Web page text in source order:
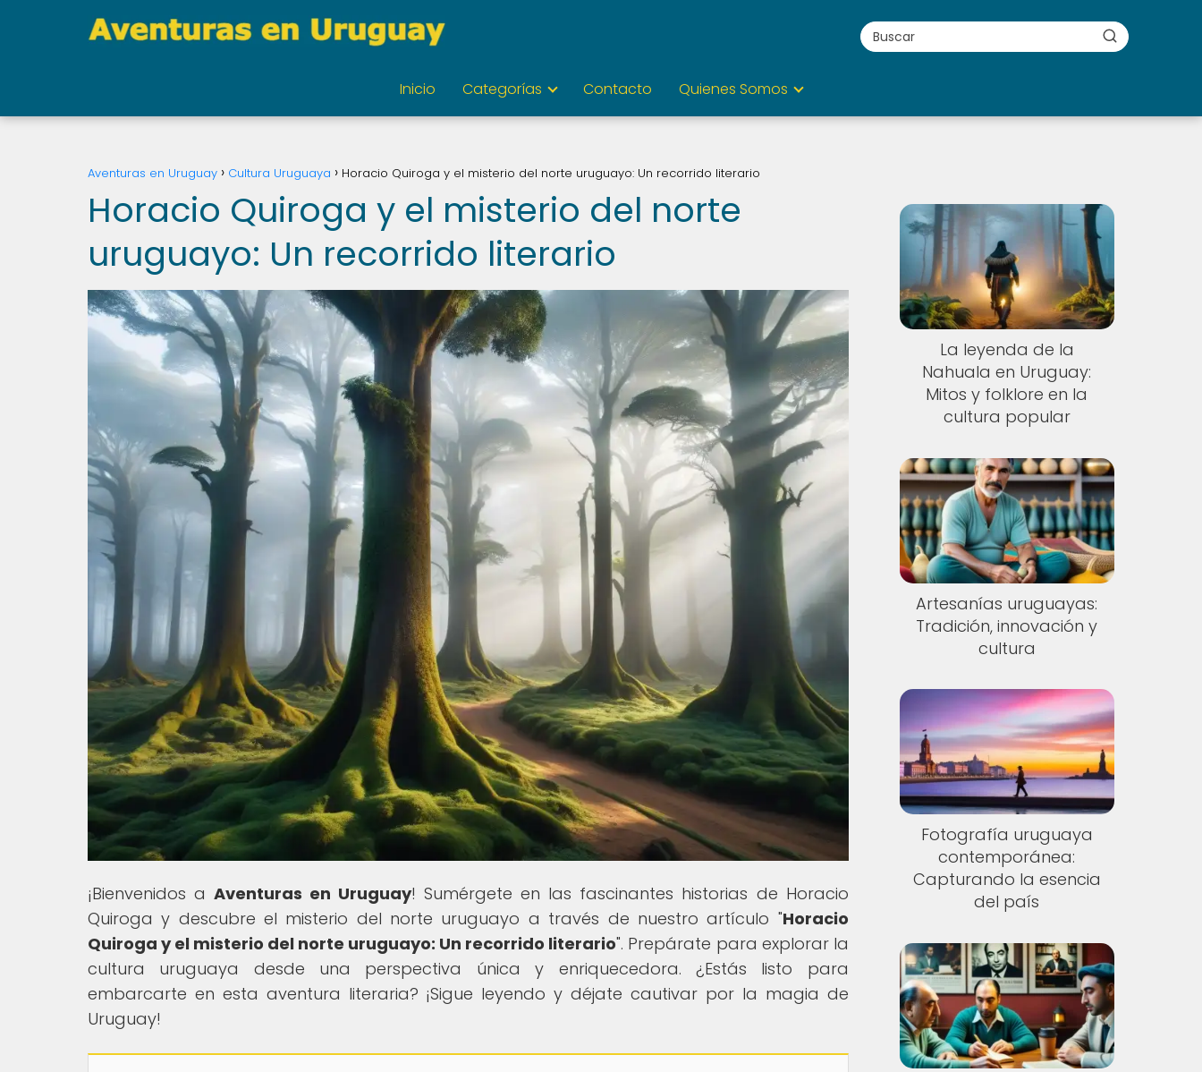
Inicio Categorías Contacto Quienes Somos
Aventuras en Uruguay Cultura Uruguaya Horacio Quiroga y el misterio del norte uruguayo: Un recorrido literario
Horacio Quiroga y el misterio del norte
uruguayo: Un recorrido literario
¡Bienvenidos aAventuras en Uruguay! Sumérgete en las fascinantes historias de Horacio
Quiroga y descubre el misterio del norte uruguayo a través de nuestro artículo "Horacio
Quiroga y el misterio del norte uruguayo: Un recorrido literario". Prepárate para explorar la
cultura uruguaya desde una perspectiva única y enriquecedora. ¿Estás listo para
embarcarte en esta aventura literaria? ¡Sigue leyendo y déjate cautivar por la magia de
Uruguay!
La leyenda de la
Nahuala en Uruguay:
Mitos y folklore en la
cultura popular
Artesanías uruguayas:
Tradición, innovación y
cultura
Fotografía uruguaya
contemporánea:
Capturando la esencia
del país